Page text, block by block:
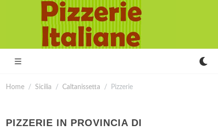
Home Sicilia Caltanissetta Pizzerie
PIZZERIE IN PROVINCIA DI